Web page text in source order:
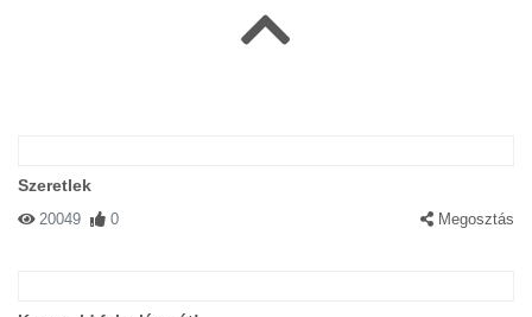
Szeretlek
20049 0 Megosztás